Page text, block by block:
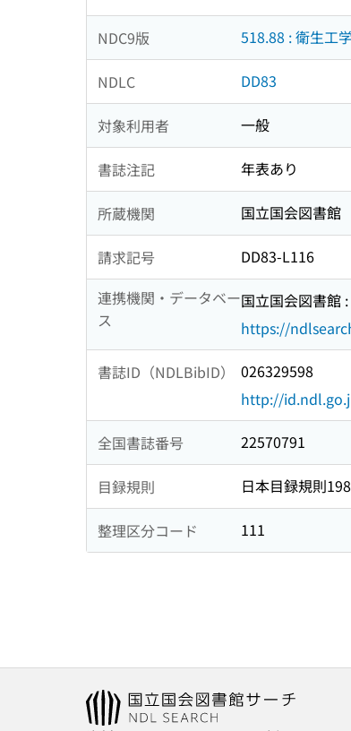
NDC9版 518.88 : 衛生工
NDLC DD83
対象利用者 一般
書誌注記 年表あり
所蔵機関 国立国会図書館
請求記号
DD83-L116
連携機関・データベー
ス
国立国会図書館
https://
書誌ID（NDLBibID）
026329598
http://
全国書誌番号 22570791
目録規則 日本目録規則
整理区分コード 111